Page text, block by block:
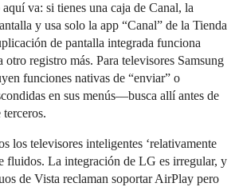
va: si tienes una caja de Canal, la
y usa solo la app “Canal” de la Tienda
de pantalla integrada funciona
otro registro más. Para televisores Samsung
funciones nativas de “enviar” o
en sus menús—busca allí antes de
terceros.
los televisores inteligentes ‘relativamente
fluidos. La integración de LG es irregular, y
de Vista reclaman soportar AirPlay pero